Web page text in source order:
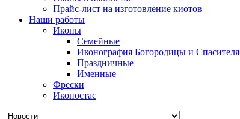
Прайс-лист на изготовление киотов
Наши работы
Иконы
Семейные
Иконография Богородицы и Спасителя
Праздничные
Именные
Фрески
Иконостас